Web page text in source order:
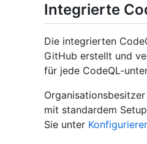
Integrierte
Die integrierten
GitHub erstellt und
für jede CodeQL-
mit standardem
Sie unter